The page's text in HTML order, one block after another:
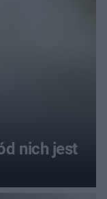
nich jest